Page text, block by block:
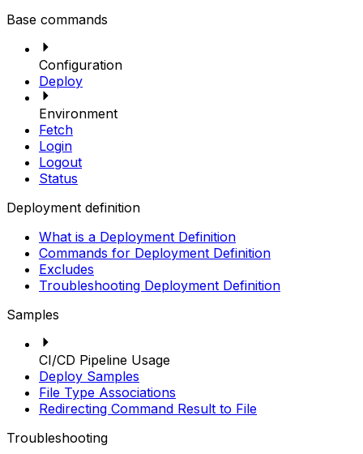
Base commands
Configuration
Deploy
Environment
Fetch
Login
Logout
Status
Deployment definition
What is a Deployment Definition
Commands for Deployment Definition
Excludes
Troubleshooting Deployment Definition
Samples
CI/CD Pipeline Usage
Deploy Samples
File Type Associations
Redirecting Command Result to File
Troubleshooting